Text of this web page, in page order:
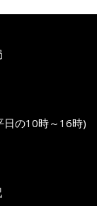
日の10時～16時)